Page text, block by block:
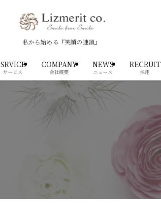
私から始める『笑顔の連鎖』
SRVICE
サービス
COMPANY
会社概要
NEWS
ニュース
RECRUIT
採用